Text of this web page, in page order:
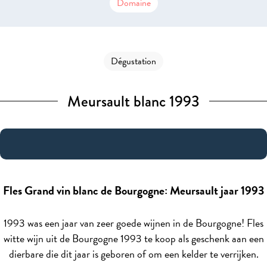
Domaine
Dégustation
Meursault blanc 1993
Fles Grand vin blanc de Bourgogne: Meursault jaar 1993
1993 was een jaar van zeer goede wijnen in de Bourgogne! Fles
witte wijn uit de Bourgogne 1993 te koop als geschenk aan een
dierbare die dit jaar is geboren of om een kelder te verrijken.